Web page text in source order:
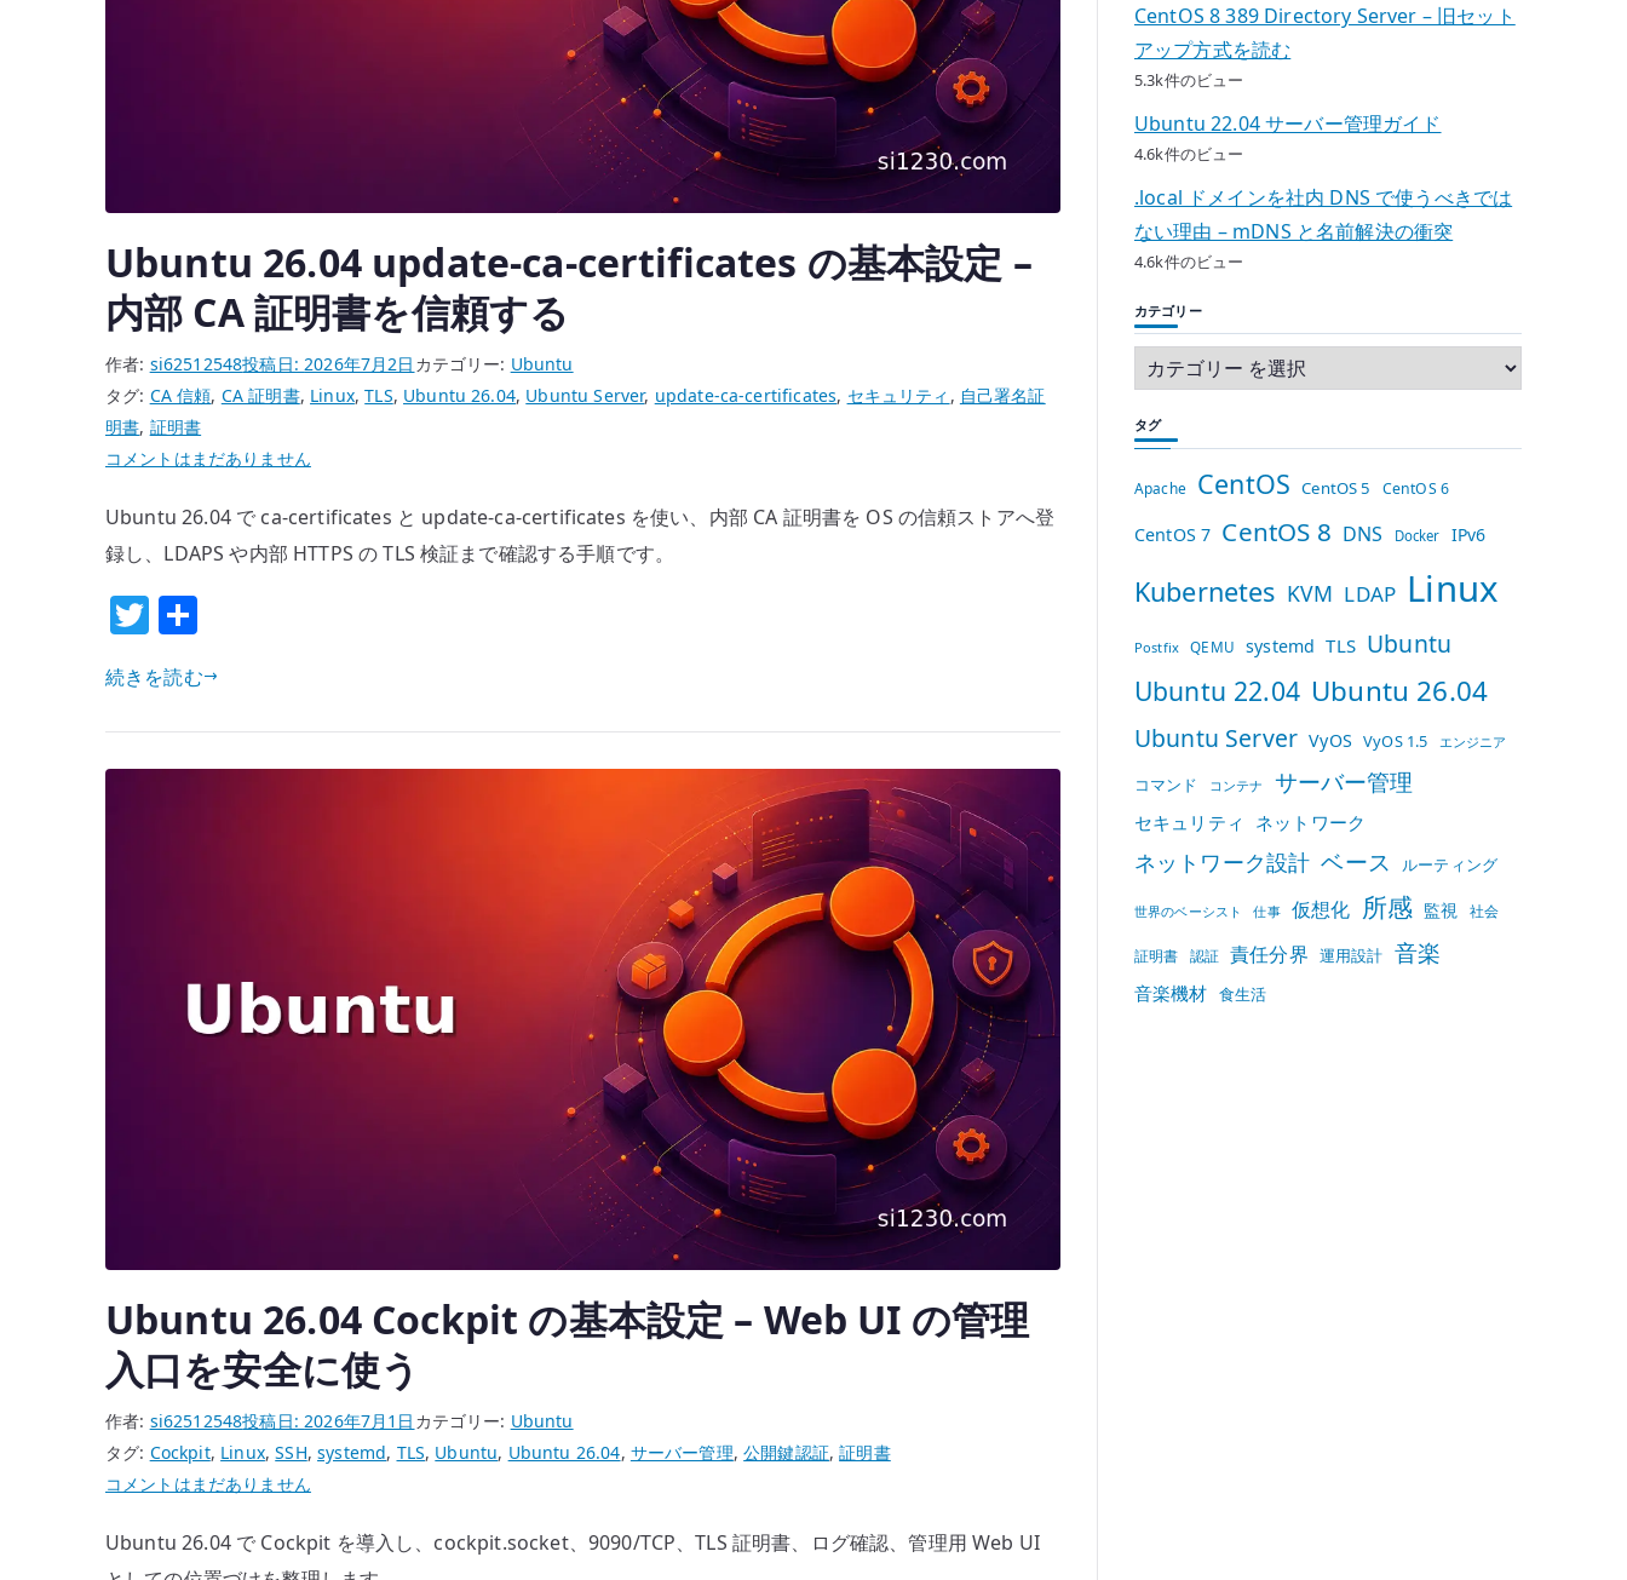
Ubuntu 26.04 update-ca-certificates の基本設定 –
内部 CA 証明書を信頼する
作者: si62512548投稿日: 2026年7月2日 カテゴリー: Ubuntu
タグ: CA 信頼, CA 証明書, Linux,TLS, Ubuntu 26.04, Ubuntu Server, update-ca-certificates, セキュリティ , 自己署名証
明書, 証明書
Ubuntu
update-
ca-
の
本
定
–
コメントはまだありません
Ubuntu 26.04 で ca-certificates と update-ca-certificates を使い、内部 CA 証明書を OS の信頼ストアへ登
録し、LDAPS や内部 HTTPS の TLS 検証まで確認する手順です。
T
w
it
te
r
続きを読む
Ubuntu 26.04 Cockpit の基本設定 – Web UI の管理
入口を安全に使う
作者: si62512548投稿日: 2026年7月1日 カテゴリー: Ubuntu
タグ: Cockpit, Linux,SSH,systemd, TLS, Ubuntu, Ubuntu 26.04, サーバー管理,公開鍵認証,証明書
Ubuntu
Cockpit
コメントはまだありません
Ubuntu 26.04 で Cockpit を導入し、cockpit.socket、9090/TCP、TLS 証明書、ログ確認、管理用 Web UI
CentOS 8 389 Directory Server – 旧セット
アップ方式を読む
5.3k件のビュー
Ubuntu 22.04 サーバー管理ガイド
4.6k件のビュー
.local ドメインを社内 DNS で使うべきでは
ない理由 – mDNS と名前解決の衝突
4.6k件のビュー
カテゴリー
タグ
Apache CentOS CentOS 5 CentOS 6
CentOS 7 CentOS 8 DNS Docker IPv6
Kubernetes KVM LDAP Linux
Postfix QEMU systemd TLS Ubuntu
Ubuntu 22.04 Ubuntu 26.04
Ubuntu Server VyOS VyOS 1.5 エンジニア
コマンド コンテナ サーバー管理
セキュリティ ネットワーク
ネットワーク設計 ベース ルーティング
世界のベーシスト 仕事 仮想化 所感 監視 社会
証明書 認証 責任分界 運用設計 音楽
音楽機材 食生活